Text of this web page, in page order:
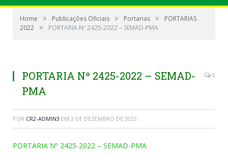
Home » Publicações Oficiais » Portarias »
PORTARIAS
2022 » PORTARIA Nº 2425-2022 – SEMAD-PMA
PORTARIA Nº 2425-2022 – SEMAD-
PMA
0
POR CR2-ADMIN3 EM 2 DE DEZEMBRO DE 2022
PORTARIA Nº 2425-2022 – SEMAD-PMA